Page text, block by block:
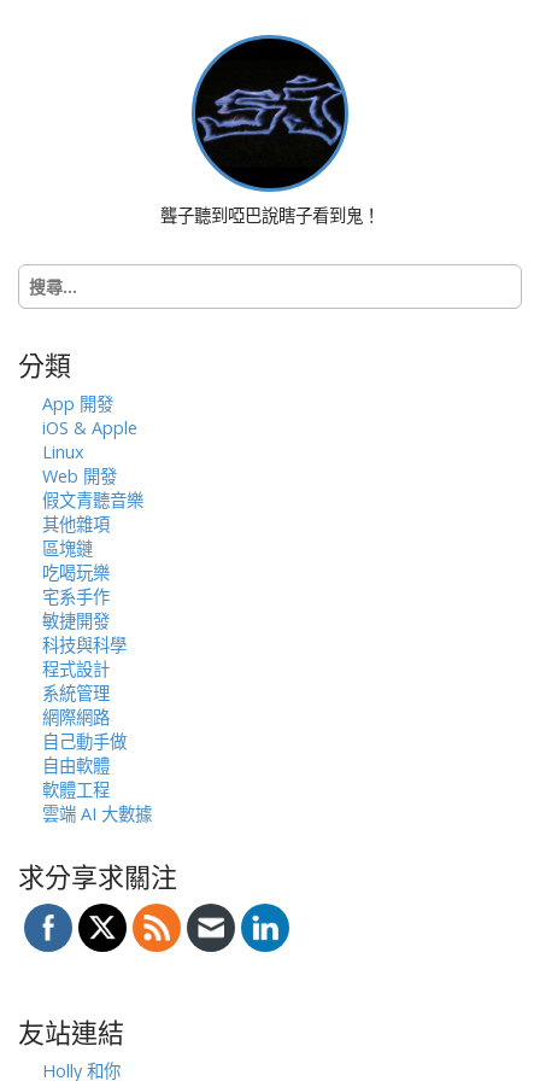
i
o
n
聾子聽到啞巴說瞎子看到鬼！
搜
尋
字:
分類
App 開發
iOS & Apple
Linux
Web 開發
假文青聽音樂
其他雜項
區塊鏈
吃喝玩樂
宅系手作
敏捷開發
科技與科學
程式設計
系統管理
網際網路
自己動手做
自由軟體
軟體工程
雲端 AI 大數據
求分享求關注
友站連結
Holly 和你